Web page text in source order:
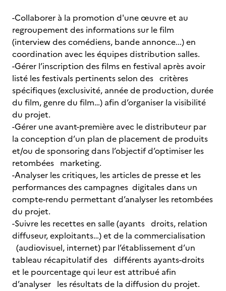
-Collaborer à la promotion d'une œuvre et au
regroupement des informations sur le film
(interview des comédiens, bande annonce...) en
coordination avec les équipes distribution salles.
-Gérer l’inscription des films en festival après avoir
listé les festivals pertinents selon des critères
spécifiques (exclusivité, année de production, durée
du film, genre du film…) afin d’organiser la visibilité
du projet.
-Gérer une avant-première avec le distributeur par
la conception d’un plan de placement de produits
et/ou de sponsoring dans l’objectif d’optimiser les
retombées marketing.
-Analyser les critiques, les articles de presse et les
performances des campagnes digitales dans un
compte-rendu permettant d’analyser les retombées
du projet.
-Suivre les recettes en salle (ayants droits, relation
diffuseur, exploitants…) et de la commercialisation
(audiovisuel, internet) par l’établissement d’un
tableau récapitulatif des différents ayants-droits
et le pourcentage qui leur est attribué afin
d’analyser les résultats de la diffusion du projet.